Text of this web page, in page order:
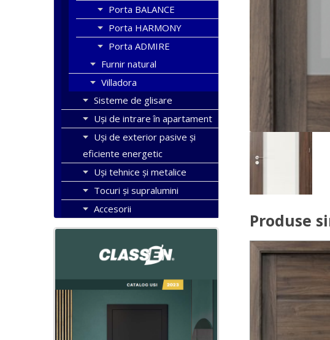
Produse
Porta BALANCE
Porta HARMONY
Porta ADMIRE
Furnir natural
Villadora
Sisteme de glisare
Uși de intrare în apartament
Uşi de exterior pasive şi
eficiente energetic
Uși tehnice și metalice
Tocuri şi supralumini
Accesorii